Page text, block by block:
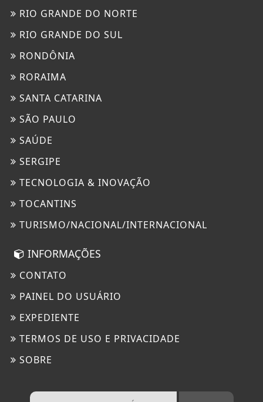
RIO GRANDE DO NORTE
RIO GRANDE DO SUL
RONDÔNIA
RORAIMA
SANTA CATARINA
SÃO PAULO
SAÚDE
SERGIPE
TECNOLOGIA & INOVAÇÃO
TOCANTINS
TURISMO/NACIONAL/INTERNACIONAL
INFORMAÇÕES
CONTATO
PAINEL DO USUÁRIO
EXPEDIENTE
TERMOS DE USO E PRIVACIDADE
SOBRE